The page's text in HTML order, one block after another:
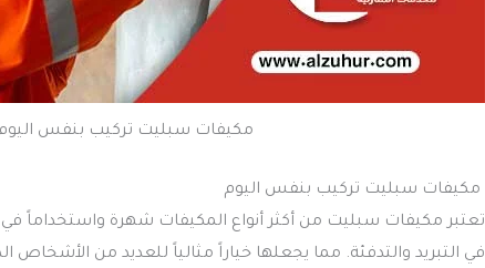
مكيفات سبليت تركيب بنفس
مكيفات سبليت تركيب بنفس اليوم
تعتبر مكيفات سبليت من أكثر أنواع المكيفات شهرة واستخداماً في
في التبريد والتدفئة. مما يجعلها خياراً مثالياً للعديد من